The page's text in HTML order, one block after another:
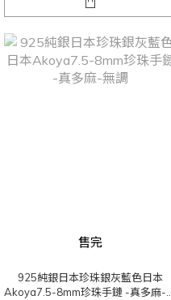
售完
925純銀日本珍珠銀灰藍色日本
Akoya7.5-8mm珍珠手鏈 -真多麻-無